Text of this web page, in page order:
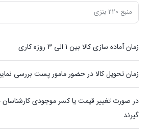
منبع 220 بنزی
زمان آماده سازی کالا بین 1 الی 3 روزه کاری
زمان تحویل کالا در حضور مامور پست بررسی
در صورت تغییر قیمت یا کسر موجودی
گیرند